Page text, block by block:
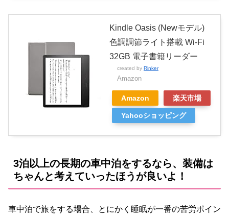
Kindle Oasis (Newモデル)
色調調節ライト搭載 Wi-Fi
32GB 電子書籍リーダー
created by Rinker
Amazon
Amazon 楽天市場
Yahooショッピング
3泊以上の長期の車中泊をするなら、装備は
ちゃんと考えていったほうが良いよ！
車中泊で旅をする場合、とにかく睡眠が一番の苦労ポイン